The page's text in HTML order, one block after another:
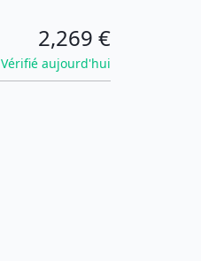
2,269 €
Vérifié aujourd'hui